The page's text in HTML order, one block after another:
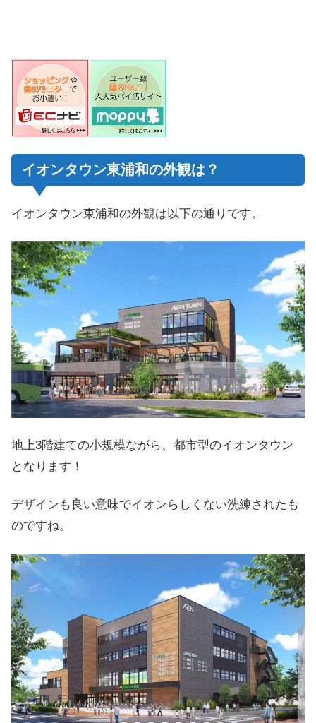
イオンタウン東浦和の外観は？
イオンタウン東浦和の外観は以下の通りです。
地上3階建ての小規模ながら、都市型のイオンタウン
となります！
デザインも良い意味でイオンらしくない洗練されたも
のですね。